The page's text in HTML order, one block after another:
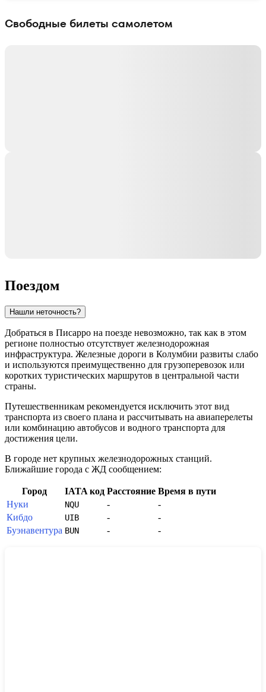
Свободные билеты самолетом
Поездом
Нашли неточность?
Добраться в Писарро на поезде невозможно, так как в этом
регионе полностью отсутствует железнодорожная
инфраструктура. Железные дороги в Колумбии развиты слабо
и используются преимущественно для грузоперевозок или
коротких туристических маршрутов в центральной части
страны.
Путешественникам рекомендуется исключить этот вид
транспорта из своего плана и рассчитывать на авиаперелеты
или комбинацию автобусов и водного транспорта для
достижения цели.
В городе нет крупных железнодорожных станций.
Ближайшие города с ЖД сообщением:
Город IATA код Расстояние Время в пути
Нуки
NQU -
-
Кибдо
UIB -
-
Буэнавентура BUN - -